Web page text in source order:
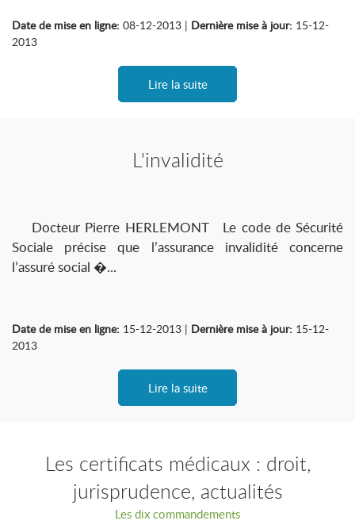
Date de mise en ligne: 08-12-2013 | Dernière mise à jour: 15-12-
2013
Lire la suite
L'invalidité
Docteur Pierre HERLEMONT Le code de Sécurité
Sociale précise que l’assurance invalidité concerne
l’assuré social �...
Date de mise en ligne: 15-12-2013 | Dernière mise à jour: 15-12-
2013
Lire la suite
Les certificats médicaux : droit,
jurisprudence, actualités
Les dix commandements